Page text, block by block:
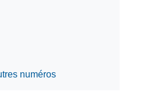
numéros